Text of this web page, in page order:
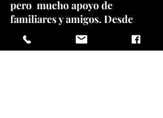
pero mucho apoyo de
familiares y amigos. Desde
entonces, Selah Theatre
Project se ha convertido en la